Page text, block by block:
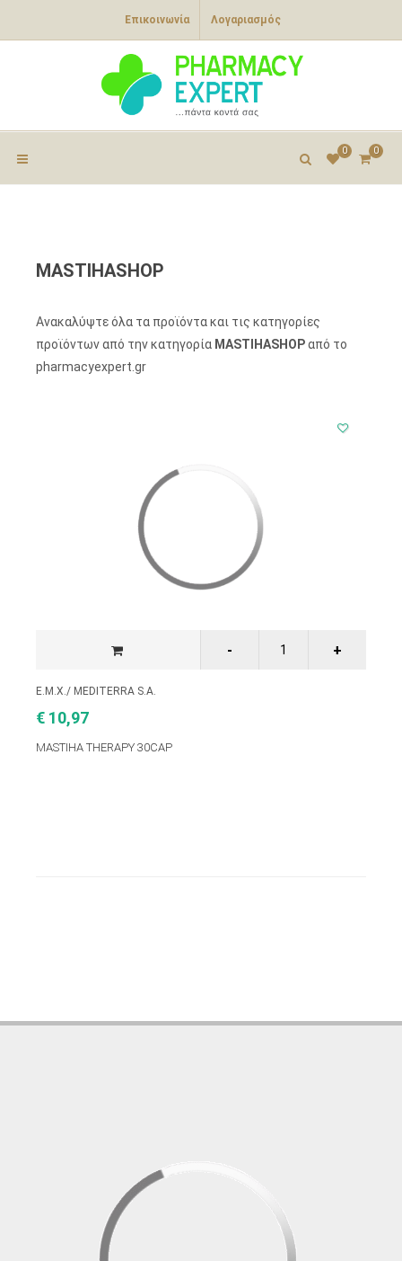
Επικοινωνία Λογαριασμός
0
0
MASTIHASHOP
Ανακαλύψτε όλα τα προϊόντα και τις κατηγορίες
προϊόντων από την κατηγορία MASTIHASHOPαπό το
pharmacyexpert.gr
E.M.X./ MEDITERRA S.A.
€ 10,97
MASTIHA THERAPY 30CAP